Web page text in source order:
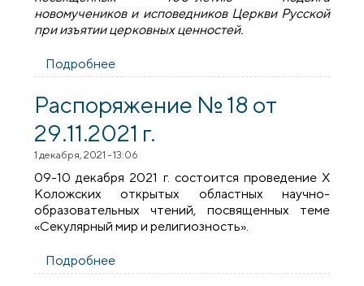
новомучеников и исповедников Церкви Русской
при изъятии церковных ценностей.
Подробнее
подготовку мероприятий, посвященных
100-летию подвига новомучеников и
исповедников Церкви Русской при
изъятии церковных ценностей
Распоряжение № 18 от
29.11.2021 г.
1 декабря, 2021 - 13:06
09-10 декабря 2021 г. состоится проведение Х
Коложских открытых областных научно-
образовательных чтений, посвященных теме
«Секулярный мир и религиозность».
Подробнее